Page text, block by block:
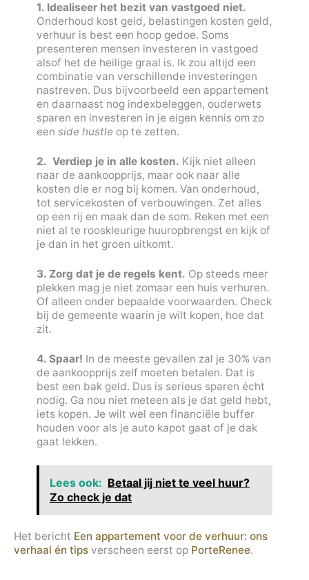
1. Idealiseer het bezit van vastgoed niet.
Onderhoud kost geld, belastingen kosten geld,
verhuur is best een hoop gedoe. Soms
presenteren mensen investeren in vastgoed
alsof het de heilige graal is. Ik zou altijd een
combinatie van verschillende investeringen
nastreven. Dus bijvoorbeeld een appartement
en daarnaast nog indexbeleggen, ouderwets
sparen en investeren in je eigen kennis om zo
een side hustle op te zetten.
2. Verdiep je in alle kosten. Kijk niet alleen
naar de aankoopprijs, maar ook naar alle
kosten die er nog bij komen. Van onderhoud,
tot servicekosten of verbouwingen. Zet alles
op een rij en maak dan de som. Reken met een
niet al te rooskleurige huuropbrengst en kijk of
je dan in het groen uitkomt.
3. Zorg dat je de regels kent. Op steeds meer
plekken mag je niet zomaar een huis verhuren.
Of alleen onder bepaalde voorwaarden. Check
bij de gemeente waarin je wilt kopen, hoe dat
zit.
4. Spaar! In de meeste gevallen zal je 30% van
de aankoopprijs zelf moeten betalen. Dat is
best een bak geld. Dus is serieus sparen écht
nodig. Ga nou niet meteen als je dat geld hebt,
iets kopen. Je wilt wel een financiële buffer
houden voor als je auto kapot gaat of je dak
gaat lekken.
Lees ook: Betaal jij niet te veel huur?
Zo check je dat
Het bericht Een appartement voor de verhuur: ons
verhaal én tips verscheen eerst op PorteRenee.